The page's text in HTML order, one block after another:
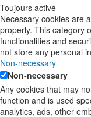
Toujours activé
Necessary cookies are
properly. This category
functionalities and
not store any personal
Non-necessary
Non-necessary
Any cookies that may
function and is used
analytics, ads, other